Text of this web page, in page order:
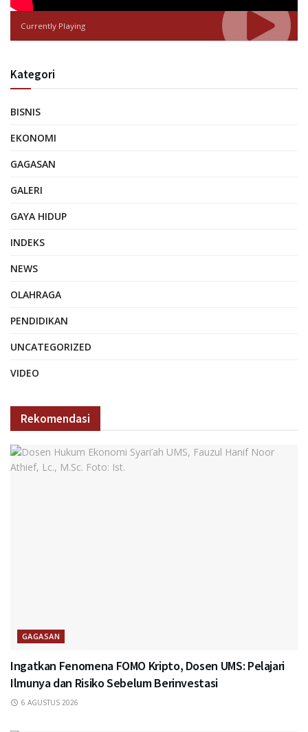
Currently Playing
Kategori
BISNIS
EKONOMI
GAGASAN
GALERI
GAYA HIDUP
INDEKS
NEWS
OLAHRAGA
PENDIDIKAN
UNCATEGORIZED
VIDEO
Rekomendasi
GAGASAN
Ingatkan Fenomena FOMO Kripto, Dosen UMS: Pelajari
Ilmunya dan Risiko Sebelum Berinvestasi
6 AGUSTUS 2026